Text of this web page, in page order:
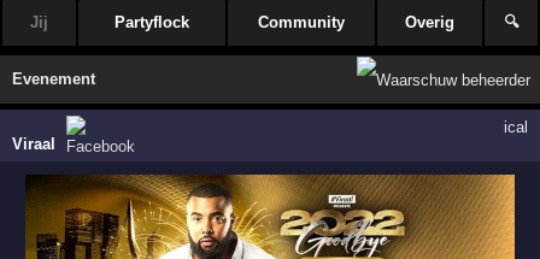
Jij Partyflock Community Overig 🔍
Evenement
Viraal
ical